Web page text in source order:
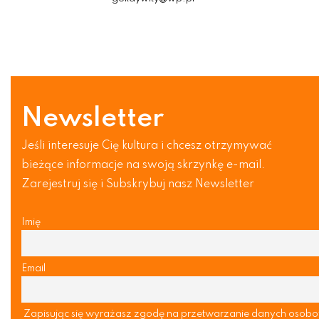
Newsletter
Jeśli interesuje Cię kultura i chcesz otrzymywać
bieżące informacje na swoją skrzynkę e-mail.
Zarejestruj się i Subskrybuj nasz Newsletter
Imię
Email
Zapisując się wyrażasz zgodę na przetwarzanie danych